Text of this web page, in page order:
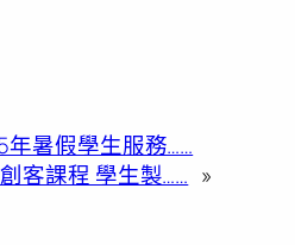
年暑假學生服務……
客課程 學生製…… »